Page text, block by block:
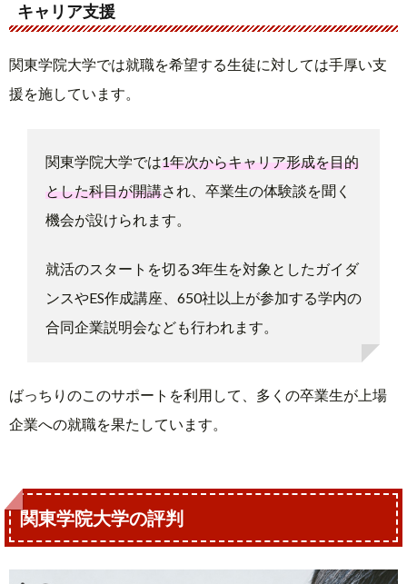
キャリア支援
関東学院大学では就職を希望する生徒に対しては手厚い支
援を施しています。
関東学院大学では1年次からキャリア形成を目的
とした科目が開講され、卒業生の体験談を聞く
機会が設けられます。
就活のスタートを切る3年生を対象としたガイダ
ンスやES作成講座、650社以上が参加する学内の
合同企業説明会なども行われます。
ばっちりのこのサポートを利用して、多くの卒業生が上場
企業への就職を果たしています。
関東学院大学の評判